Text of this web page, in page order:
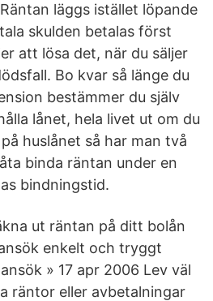
läggs istället löpande
skulden betalas först
att lösa det, när du säljer
Bo kvar så länge du
bestämmer du själv
lånet, hela livet ut om du
huslånet så har man två
binda räntan under en
bindningstid.
ut räntan på ditt bolån
enkelt och tryggt
» 17 apr 2006 Lev väl
räntor eller avbetalningar